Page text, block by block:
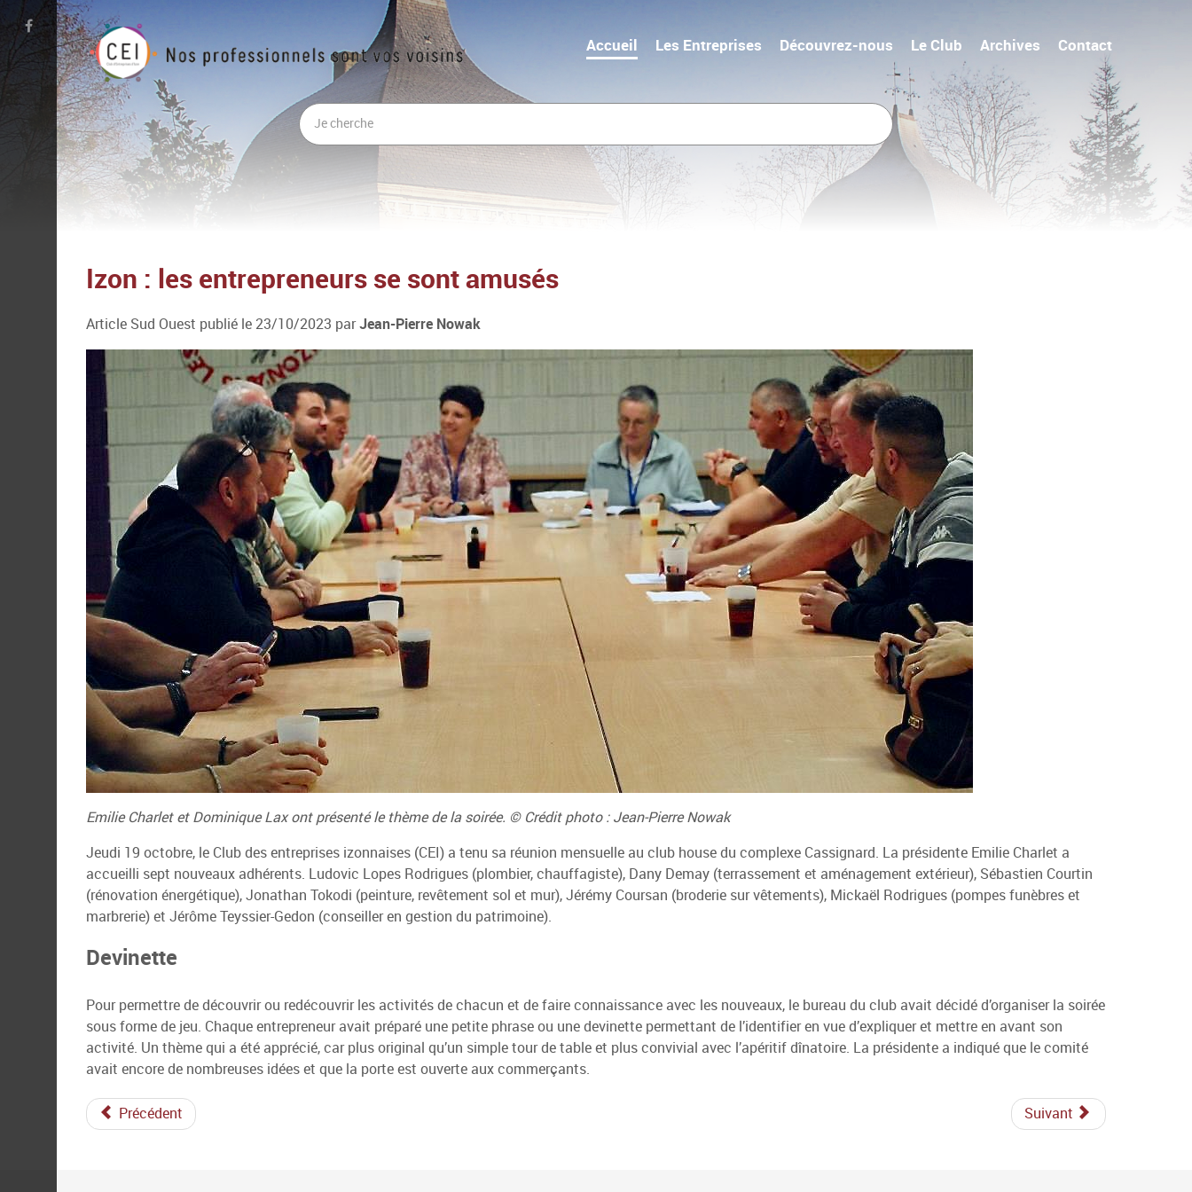
Accueil Les Entreprises Découvrez-nous Le Club Archives Contact
Izon : les entrepreneurs se sont amusés
Article Sud Ouest publié le 23/10/2023 parJean-Pierre Nowak
Emilie Charlet et Dominique Lax ont présenté le thème de la soirée. © Crédit photo : Jean-Pierre Nowak
Jeudi 19 octobre, le Club des entreprises izonnaises (CEI) a tenu sa réunion mensuelle au club house du complexe Cassignard. La présidente Emilie Charlet a
accueilli sept nouveaux adhérents. Ludovic Lopes Rodrigues (plombier, chauffagiste), Dany Demay (terrassement et aménagement extérieur), Sébastien Courtin
(rénovation énergétique), Jonathan Tokodi (peinture, revêtement sol et mur), Jérémy Coursan (broderie sur vêtements), Mickaël Rodrigues (pompes funèbres et
marbrerie) et Jérôme Teyssier-Gedon (conseiller en gestion du patrimoine).
Devinette
Pour permettre de découvrir ou redécouvrir les activités de chacun et de faire connaissance avec les nouveaux, le bureau du club avait décidé d’organiser la soirée
sous forme de jeu. Chaque entrepreneur avait préparé une petite phrase ou une devinette permettant de l’identifier en vue d’expliquer et mettre en avant son
activité. Un thème qui a été apprécié, car plus original qu’un simple tour de table et plus convivial avec l’apéritif dînatoire. La présidente a indiqué que le comité
avait encore de nombreuses idées et que la porte est ouverte aux commerçants.
Précédent Suivant